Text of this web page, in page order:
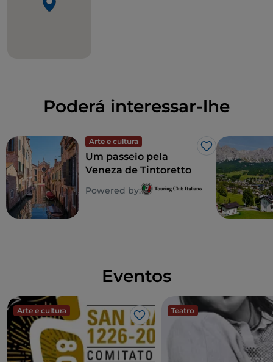
glaciações, passando de uma enorme lagoa a um
Poderá interessar-lhe
Arte e cultura
Gosto
Um passeio pela
Veneza de Tintoretto
Powered by:
Eventos
Arte e cultura
Gosto
Teatro